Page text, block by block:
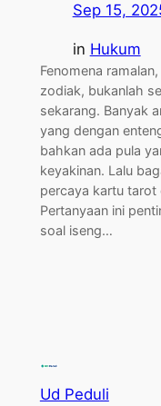
Sep 15,
in Hukum
Fenomena
zodiak, bukanlah
sekarang. Banyak
yang dengan
bahkan ada pula
keyakinan. Lalu
percaya kartu tarot
Pertanyaan ini
soal iseng…
Ud Peduli